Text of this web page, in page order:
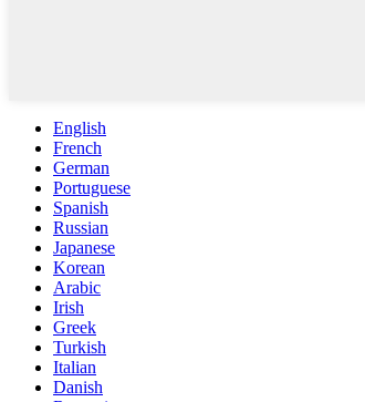
English
French
German
Portuguese
Spanish
Russian
Japanese
Korean
Arabic
Irish
Greek
Turkish
Italian
Danish